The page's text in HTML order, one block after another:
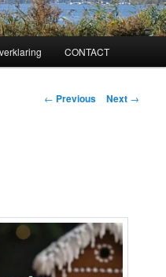
CONTACT
Post
← Previous Next →